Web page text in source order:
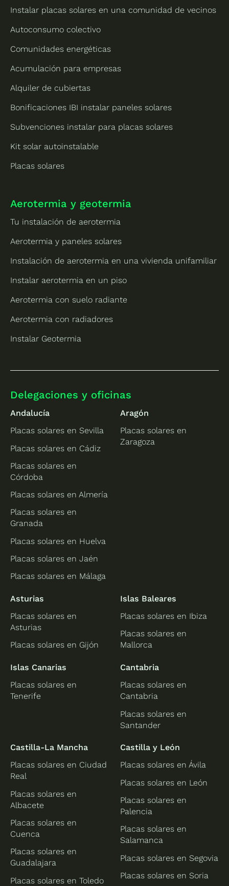
Instalar placas solares en una comunidad de vecinos
Autoconsumo colectivo
Comunidades energéticas
Acumulación para empresas
Alquiler de cubiertas
Bonificaciones IBI instalar paneles solares
Subvenciones instalar para placas solares
Kit solar autoinstalable
Placas solares
Aerotermia y geotermia
Tu instalación de aerotermia
Aerotermia y paneles solares
Instalación de aerotermia en una vivienda unifamiliar
Instalar aerotermia en un piso
Aerotermia con suelo radiante
Aerotermia con radiadores
Instalar Geotermia
Delegaciones y oficinas
Andalucía
Placas solares en Sevilla
Placas solares en Cádiz
Placas solares en
Córdoba
Placas solares en Almería
Placas solares en
Granada
Placas solares en Huelva
Placas solares en Jaén
Placas solares en Málaga
Aragón
Placas solares en
Zaragoza
Asturias
Placas solares en
Asturias
Placas solares en Gijón
Islas Baleares
Placas solares en Ibiza
Placas solares en
Mallorca
Islas Canarias
Placas solares en
Tenerife
Cantabria
Placas solares en
Cantabria
Placas solares en
Santander
Castilla-La Mancha
Placas solares en Ciudad
Real
Placas solares en
Albacete
Placas solares en
Cuenca
Placas solares en
Guadalajara
Placas solares en Toledo
Castilla y León
Placas solares en Ávila
Placas solares en León
Placas solares en
Palencia
Placas solares en
Salamanca
Placas solares en Segovia
Placas solares en Soria